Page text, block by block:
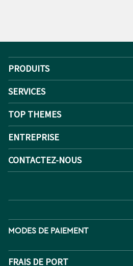
PRODUITS
SERVICES
TOP THEMES
ENTREPRISE
CONTACTEZ-NOUS
MODES DE PAIEMENT
FRAIS DE PORT